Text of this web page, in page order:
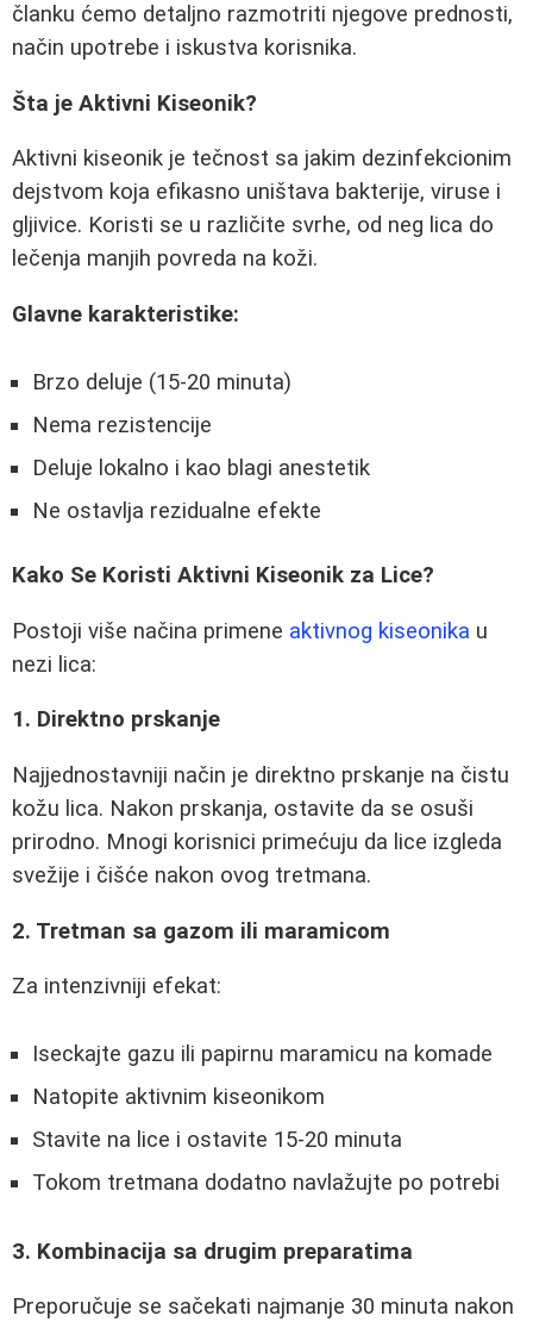
članku ćemo detaljno razmotriti njegove prednosti,
način upotrebe i iskustva korisnika.
Šta je Aktivni Kiseonik?
Aktivni kiseonik je tečnost sa jakim dezinfekcionim
dejstvom koja efikasno uništava bakterije, viruse i
gljivice. Koristi se u različite svrhe, od neg lica do
lečenja manjih povreda na koži.
Glavne karakteristike:
Brzo deluje (15-20 minuta)
Nema rezistencije
Deluje lokalno i kao blagi anestetik
Ne ostavlja rezidualne efekte
Kako Se Koristi Aktivni Kiseonik za Lice?
Postoji više načina primene aktivnog kiseonika u
nezi lica:
1. Direktno prskanje
Najjednostavniji način je direktno prskanje na čistu
kožu lica. Nakon prskanja, ostavite da se osuši
prirodno. Mnogi korisnici primećuju da lice izgleda
svežije i čišće nakon ovog tretmana.
2. Tretman sa gazom ili maramicom
Za intenzivniji efekat:
Iseckajte gazu ili papirnu maramicu na komade
Natopite aktivnim kiseonikom
Stavite na lice i ostavite 15-20 minuta
Tokom tretmana dodatno navlažujte po potrebi
3. Kombinacija sa drugim preparatima
Preporučuje se sačekati najmanje 30 minuta nakon